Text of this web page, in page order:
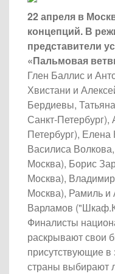
22 апреля в
концепций. В
представители
«Пальмовая
Глен Баллис и
Хвистани и
Бердиевы,
Санкт-Петербург),
Петербург),
Василиса
Москва), Борис
Москва),
Москва), Рамиль
Варламов
Финалисты
раскрывают свои
присутствующие в
страны выбирают